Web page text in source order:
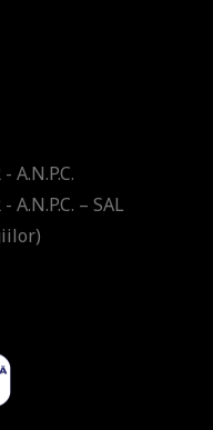
A.N.P.C.
A.N.P.C. – SAL